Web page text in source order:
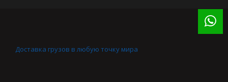
Доставка грузов в любую точку мира